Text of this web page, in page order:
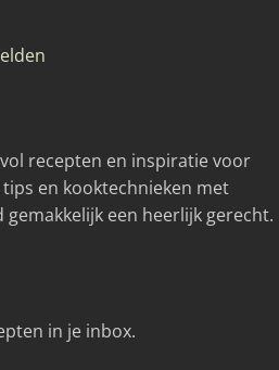
recepten en inspiratie voor
en kooktechnieken met
een heerlijk gerecht.
in je inbox.